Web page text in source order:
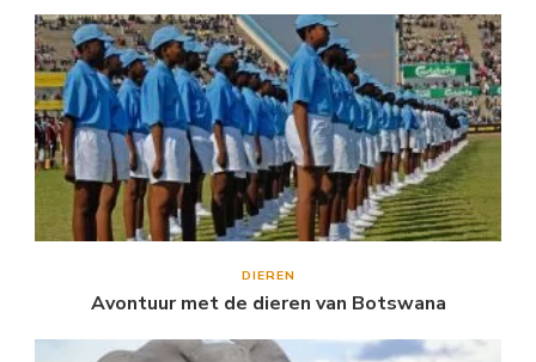
DIEREN
Avontuur met de dieren van Botswana